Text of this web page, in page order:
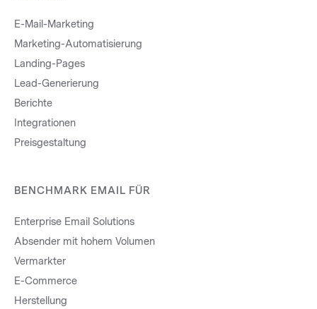
E-Mail-Marketing
Marketing-Automatisierung
Landing-Pages
Lead-Generierung
Berichte
Integrationen
Preisgestaltung
BENCHMARK EMAIL FÜR
Enterprise Email Solutions
Absender mit hohem Volumen
Vermarkter
E-Commerce
Herstellung